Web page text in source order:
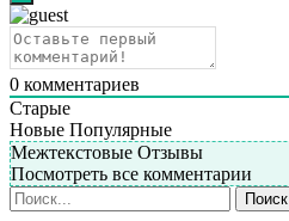
0 комментариев
Старые
Новые Популярные
Межтекстовые Отзывы
Посмотреть все комментарии